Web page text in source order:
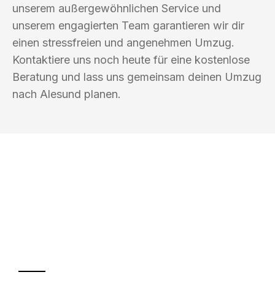
unserem außergewöhnlichen Service und
unserem engagierten Team garantieren wir dir
einen stressfreien und angenehmen Umzug.
Kontaktiere uns noch heute für eine kostenlose
Beratung und lass uns gemeinsam deinen Umzug
nach Alesund planen.